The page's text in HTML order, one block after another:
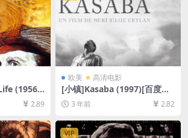
(1956)
1080P超
在线播放/
2.89
欧美 高清电影
[小镇]Kasaba (1997)[百度网
盘+夸克网盘1080P超清资源]
[网盘在线播放/下载][MP4/5.
3 年前 2.82
VIP